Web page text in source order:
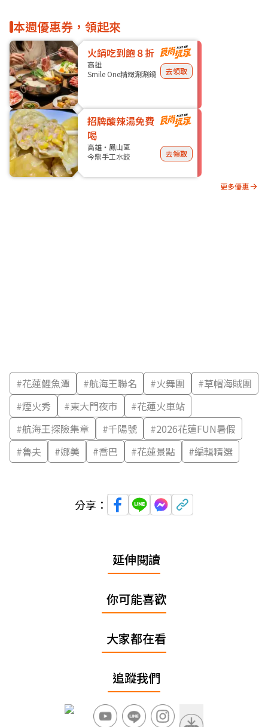
本週優惠券，領起來
火鍋吃到飽８折
高雄
Smile One精緻涮涮鍋
去領取
招牌酸辣湯免費
喝
高雄・鳳山區
今鼎手工水餃
去領取
更多優惠
#花蓮鯉魚潭 #航海王聯名 #火舞團 #草帽海賊團
#煙火秀 #東大門夜市 #花蓮火車站
#航海王探險集章 #千陽號 #2026花蓮FUN暑假
#魯夫 #娜美 #喬巴 #花蓮景點 #編輯精選
分享：
延伸閱讀
你可能喜歡
大家都在看
追蹤我們